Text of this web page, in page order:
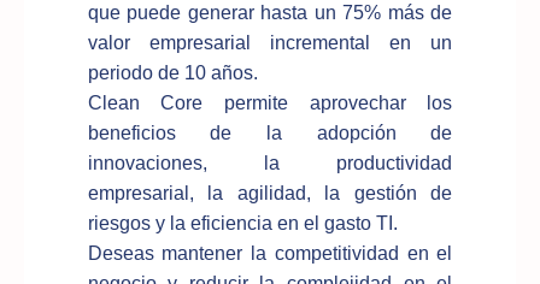
que puede generar hasta un 75% más de
valor empresarial incremental en un
periodo de 10 años.
Clean Core permite aprovechar los
beneficios de la adopción de
innovaciones, la productividad
empresarial, la agilidad, la gestión de
riesgos y la eficiencia en el gasto TI.
Deseas mantener la competitividad en el